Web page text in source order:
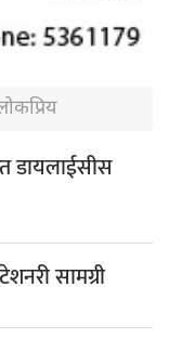
डायलाईसीस
सामग्री